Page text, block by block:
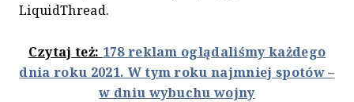
LiquidThread.
Czytaj też: 178 reklam oglądaliśmy każdego
dnia roku 2021. W tym roku najmniej spotów –
w dniu wybuchu wojny